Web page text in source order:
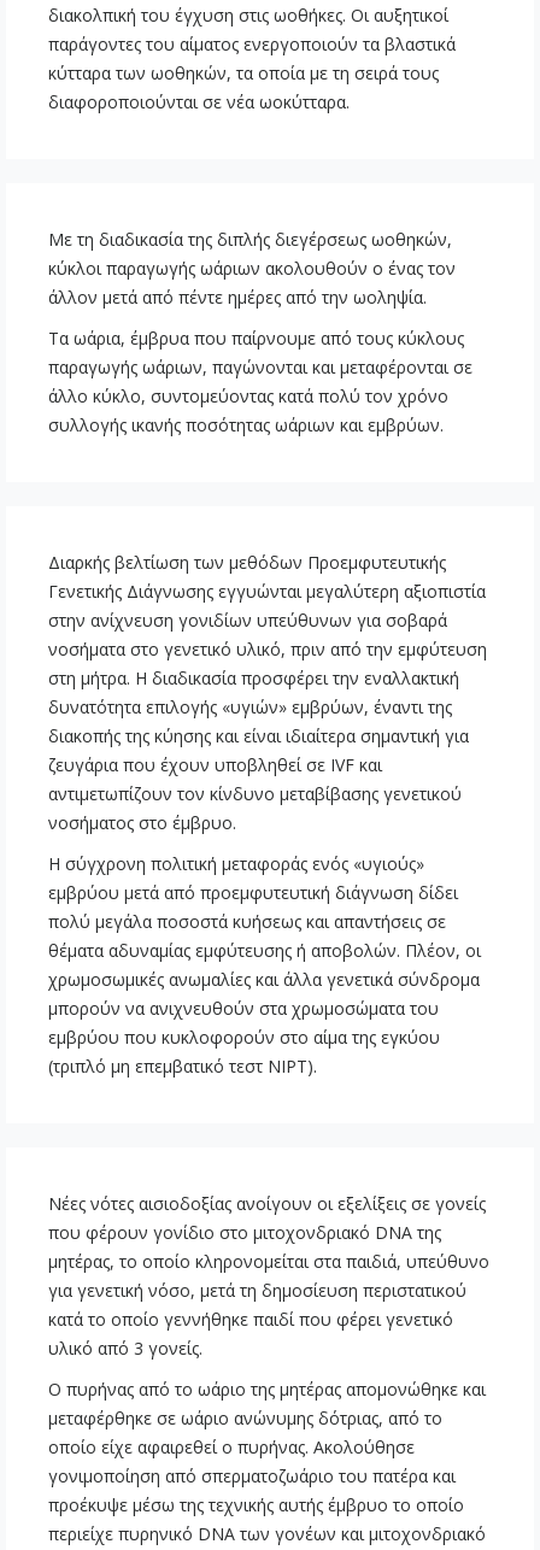
διακολπική του έγχυση στις ωοθήκες. Οι αυξητικοί
παράγοντες του αίματος ενεργοποιούν τα βλαστικά
κύτταρα των ωοθηκών, τα οποία με τη σειρά τους
διαφοροποιούνται σε νέα ωοκύτταρα.
Με τη διαδικασία της διπλής διεγέρσεως ωοθηκών,
κύκλοι παραγωγής ωάριων ακολουθούν ο ένας τον
άλλον μετά από πέντε ημέρες από την ωοληψία.
Τα ωάρια, έμβρυα που παίρνουμε από τους κύκλους
παραγωγής ωάριων, παγώνονται και μεταφέρονται σε
άλλο κύκλο, συντομεύοντας κατά πολύ τον χρόνο
συλλογής ικανής ποσότητας ωάριων και εμβρύων.
Διαρκής βελτίωση των μεθόδων Προεμφυτευτικής
Γενετικής Διάγνωσης εγγυώνται μεγαλύτερη αξιοπιστία
στην ανίχνευση γονιδίων υπεύθυνων για σοβαρά
νοσήματα στο γενετικό υλικό, πριν από την εμφύτευση
στη μήτρα. Η διαδικασία προσφέρει την εναλλακτική
δυνατότητα επιλογής «υγιών» εμβρύων, έναντι της
διακοπής της κύησης και είναι ιδιαίτερα σημαντική για
ζευγάρια που έχουν υποβληθεί σε IVF και
αντιμετωπίζουν τον κίνδυνο μεταβίβασης γενετικού
νοσήματος στο έμβρυο.
Η σύγχρονη πολιτική μεταφοράς ενός «υγιούς»
εμβρύου μετά από προεμφυτευτική διάγνωση δίδει
πολύ μεγάλα ποσοστά κυήσεως και απαντήσεις σε
θέματα αδυναμίας εμφύτευσης ή αποβολών. Πλέον, οι
χρωμοσωμικές ανωμαλίες και άλλα γενετικά σύνδρομα
μπορούν να ανιχνευθούν στα χρωμοσώματα του
εμβρύου που κυκλοφορούν στο αίμα της εγκύου
(τριπλό μη επεμβατικό τεστ NIPT).
Νέες νότες αισιοδοξίας ανοίγουν οι εξελίξεις σε γονείς
που φέρουν γονίδιο στο μιτοχονδριακό DNA της
μητέρας, το οποίο κληρονομείται στα παιδιά, υπεύθυνο
για γενετική νόσο, μετά τη δημοσίευση περιστατικού
κατά το οποίο γεννήθηκε παιδί που φέρει γενετικό
υλικό από 3 γονείς.
Ο πυρήνας από το ωάριο της μητέρας απομονώθηκε και
μεταφέρθηκε σε ωάριο ανώνυμης δότριας, από το
οποίο είχε αφαιρεθεί ο πυρήνας. Ακολούθησε
γονιμοποίηση από σπερματοζωάριο του πατέρα και
προέκυψε μέσω της τεχνικής αυτής έμβρυο το οποίο
περιείχε πυρηνικό DNA των γονέων και μιτοχονδριακό